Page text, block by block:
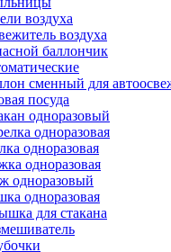
воздуха
воздуха
баллончик
сменный для
посуда
одноразовый
одноразовая
одноразовая
одноразовая
одноразовый
одноразовая
для стакана